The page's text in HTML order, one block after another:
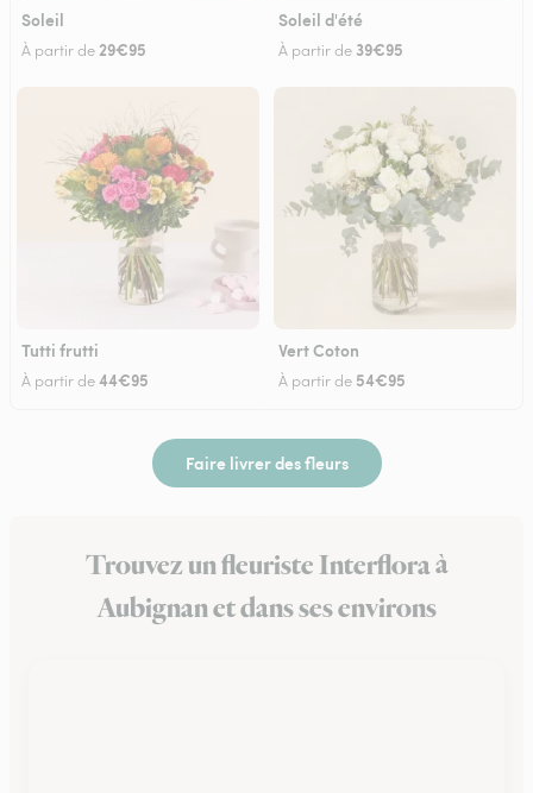
Soleil
À partir de29€95
Soleil d'été
À partir de 39€95
Tutti frutti
À partir de44€95
Vert Coton
À partir de 54€95
Faire livrer des fleurs
Trouvez un fleuriste Interflora à
Aubignan et dans ses environs